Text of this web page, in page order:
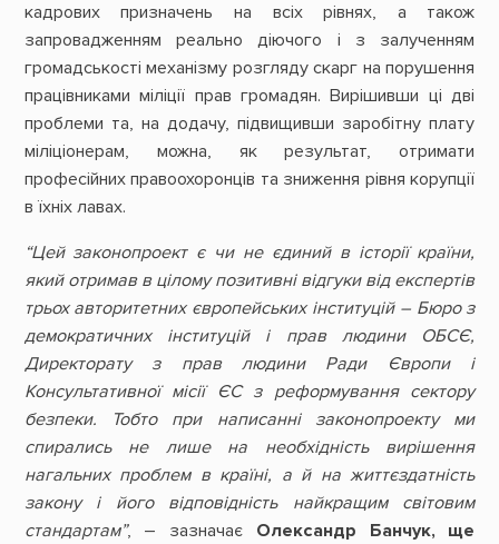
кадрових призначень на всіх рівнях, а також
запровадженням реально діючого і з залученням
громадськості механізму розгляду скарг на порушення
працівниками міліції прав громадян. Вирішивши ці дві
проблеми та, на додачу, підвищивши заробітну плату
міліціонерам, можна, як результат, отримати
професійних правоохоронців та зниження рівня корупції
в їхніх лавах.
“Цей законопроект є чи не єдиний в історії країни,
який отримав в цілому позитивні відгуки від експертів
трьох авторитетних європейських інституцій – Бюро з
демократичних інституцій і прав людини ОБСЄ,
Директорату з прав людини Ради Європи і
Консультативної місії ЄС з реформування сектору
безпеки. Тобто при написанні законопроекту ми
спирались не лише на необхідність вирішення
нагальних проблем в країні, а й на життєздатність
закону і його відповідність найкращим світовим
стандартам”, – зазначає Олександр Банчук, ще